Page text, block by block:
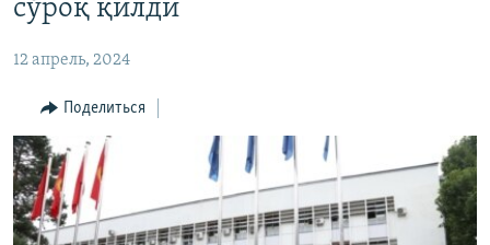
главной
навигации
Вернутся
поиску
НАСТОЯЩЕЕ ВРЕМЯ
МИГРАНТ МЕДИА
сўроқ қилди
12 апрель, 2024
Поделиться